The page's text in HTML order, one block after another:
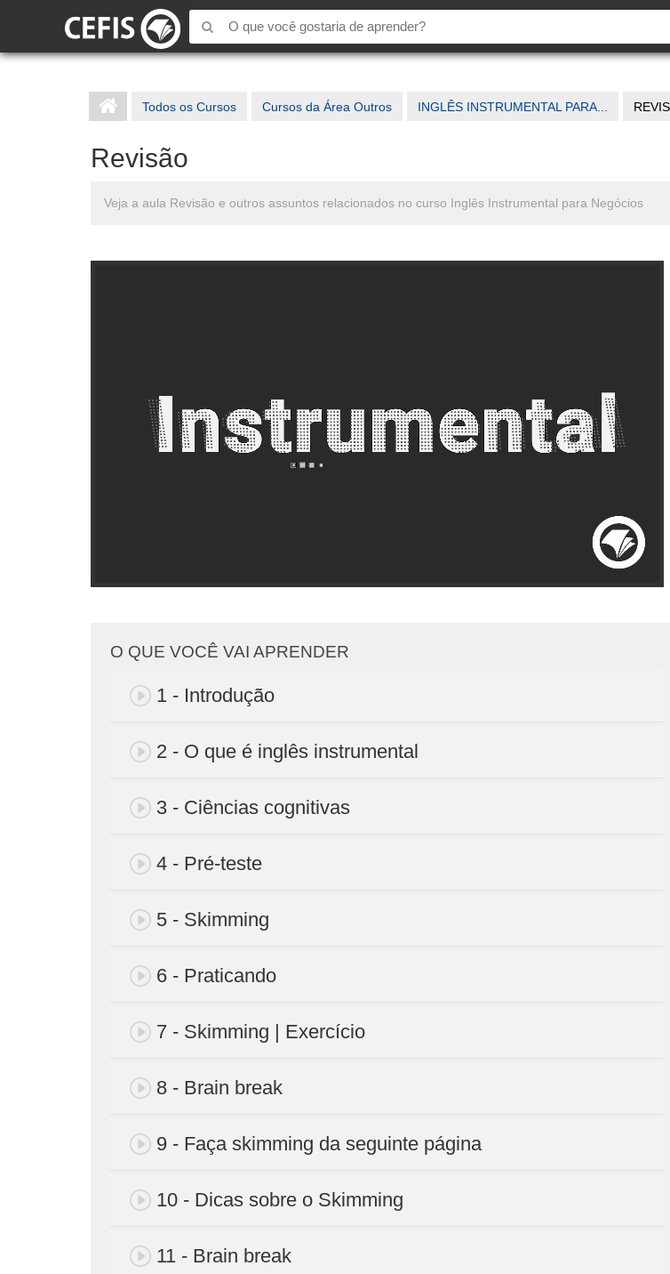
Todos os Cursos Cursos da Área Outros INGLÊS INSTRUMENTAL PARA...
Revisão
Veja a aula Revisão e outros assuntos relacionados no curso Inglês Instrumental para Negócios
O QUE VOCÊ VAI APRENDER
1 - Introdução
2 - O que é inglês instrumental
3 - Ciências cognitivas
4 - Pré-teste
5 - Skimming
6 - Praticando
7 - Skimming | Exercício
8 - Brain break
9 - Faça skimming da seguinte página
10 - Dicas sobre o Skimming
11 - Brain break